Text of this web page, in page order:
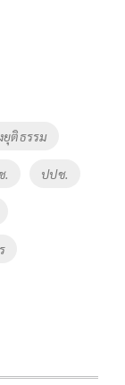
ยุติธรรม
. ปปช.